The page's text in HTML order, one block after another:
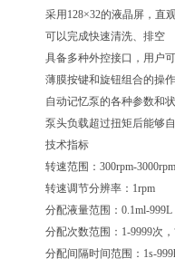
采用128×32的液晶屏，直
可以完成快速清洗、排空
具备多种外控接口，用户
薄膜按键和旋钮组合的操
自动记忆泵的各种参数和
泵头负载超过扭矩后能够
技术指标
转速范围：300rpm-3000rpm
转速调节分辨率：1rpm
分配液量范围：0.1ml-999L
分配次数范围：1-9999次
分配间隔时间范围：1s-